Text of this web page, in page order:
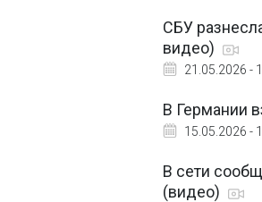
СБУ
видео)
21.05.2026 -
В Германии
15.05.2026 -
В сети
(видео)